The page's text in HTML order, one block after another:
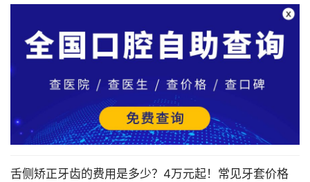
舌侧矫正牙齿的费用是多少？4万元起！常见牙套价格